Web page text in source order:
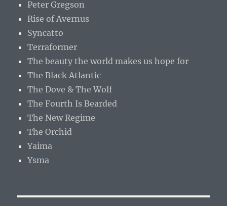
Peter Gregson
Rise of Avernus
Syncatto
Terraformer
The beauty the world makes us hope for
The Black Atlantic
The Dove & The Wolf
The Fourth Is Bearded
The New Regime
The Orchid
Yaima
Ysma